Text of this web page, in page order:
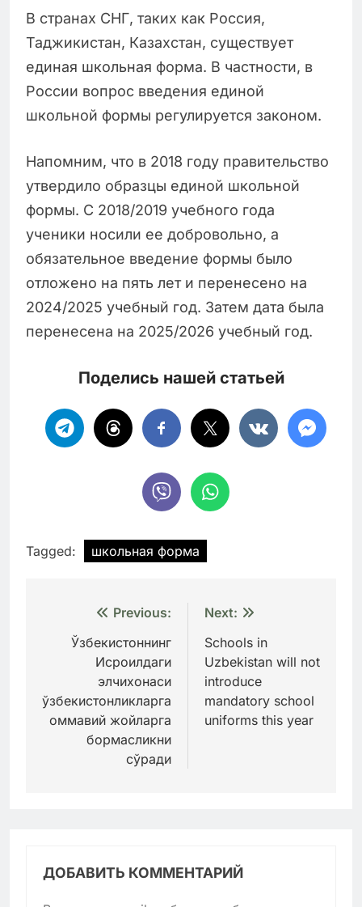
В странах СНГ, таких как Россия,
Таджикистан, Казахстан, существует
единая школьная форма. В частности, в
России вопрос введения единой
школьной формы регулируется законом.
Напомним, что в 2018 году правительство
утвердило образцы единой школьной
формы. С 2018/2019 учебного года
ученики носили ее добровольно, а
обязательное введение формы было
отложено на пять лет и перенесено на
2024/2025 учебный год. Затем дата была
перенесена на 2025/2026 учебный год.
Поделись нашей статьей
Tagged: школьная форма
Навигация
записям
Previous:
Ўзбекистоннинг
Исроилдаги
элчихонаси
ўзбекистонликларга
оммавий жойларга
бормасликни
сўради
Next:
Schools in
Uzbekistan will not
introduce
mandatory school
uniforms this year
ДОБАВИТЬ КОММЕНТАРИЙ